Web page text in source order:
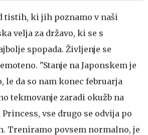
tistih, ki jih poznamo v naši
velja za državo, ki se s
spopada. Življenje se
"Stanje na Japonskem je
le da so nam konec februarja
tekmovanje zaradi okužb na
vse drugo se odvija po
Treniramo povsem normalno, je